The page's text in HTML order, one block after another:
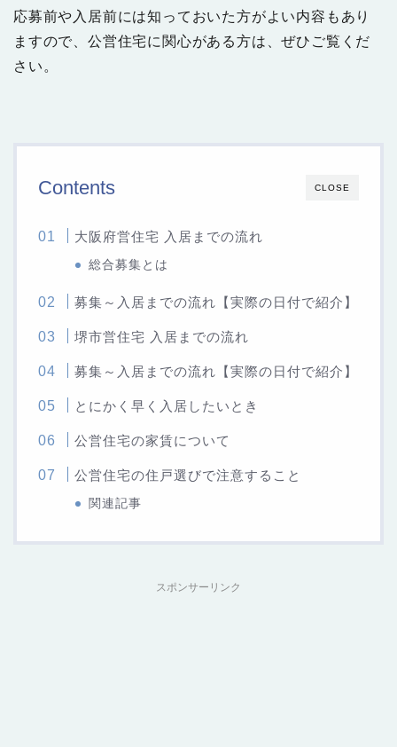
応募前や入居前には知っておいた方がよい内容もあり
ますので、公営住宅に関心がある方は、ぜひご覧くだ
さい。
CLOSE
Contents
大阪府営住宅 入居までの流れ
総合募集とは
募集～入居までの流れ【実際の日付で紹介】
堺市営住宅 入居までの流れ
募集～入居までの流れ【実際の日付で紹介】
とにかく早く入居したいとき
公営住宅の家賃について
公営住宅の住戸選びで注意すること
関連記事
スポンサーリンク